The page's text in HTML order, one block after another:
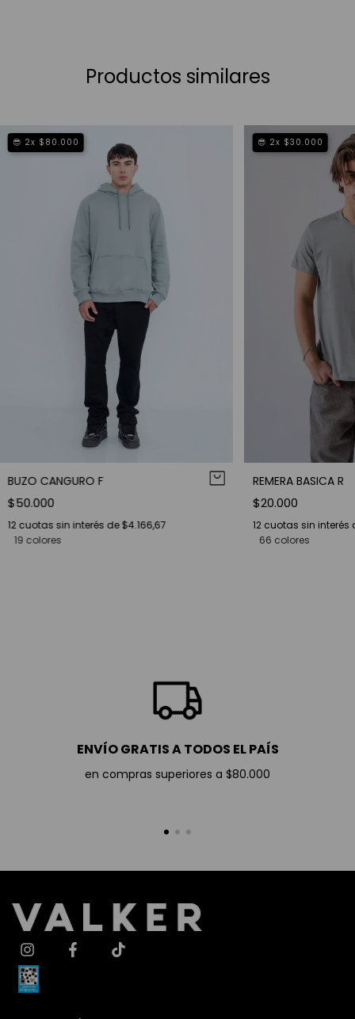
Productos similares
😎 2x $80.000
BUZO CANGURO F
$50.000
12cuotas sin interés de$4.166,67
19 colores
😎 2x $30.000
REMERA BASICA R
$20.000
12 cuotas sin interés
66 colores
ENVÍO GRATIS A TODOS EL PAÍS
en compras superiores a $80.000